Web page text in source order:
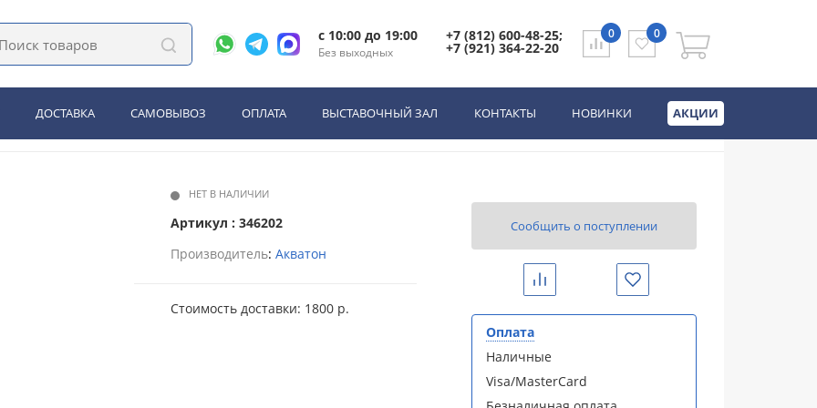
c 10:00 до 19:00
Без выходных
+7 (812) 600-48-25;
+7 (921) 364-22-20
0 0
ДОСТАВКА САМОВЫВОЗ ОПЛАТА ВЫСТАВОЧНЫЙ ЗАЛ КОНТАКТЫ НОВИНКИ АКЦИИ
85 2 ящика Кипарис (1A286301NC5E0)
Нео-Классика 85 2 ящика Кипарис
НЕТ В НАЛИЧИИ
Артикул : 346202
Производитель: Акватон
Стоимость доставки: 1800 р.
Сообщить о поступлении
Сравнить Избранное
Оплата
Наличные
Visa/MasterCard